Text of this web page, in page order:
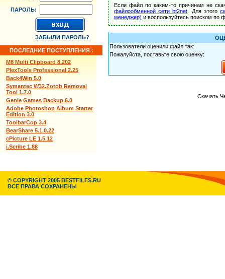
ПАРОЛЬ:
ЗАБЫЛИ ПАРОЛЬ?
ПОСЛЕДНИЕ ПОСТУПЛЕНИЯ :
M8 Multi Clipboard 8.202
PlexTools Professional 2.25
Back4Win 5.0
Symantec W32.Zotob Removal
Tool 1.7.0
Genie Games Backup 6.0
Adobe Photoshop Album Starter
Edition 3.0
ToolbarCop 3.4
BearShare 5.1.0.22
cPicture LE 1.5.12
i.Scribe 1.88
Если файл по каким-то причинам не
файлообменной сети bt2net . Для этого
менеджер) и воспользуйтесь поиском по
Пользователи оценили файл так:
Пожалуйста, поставьте свою оценку:
Скачать
© COPYRIGHT 2005 BESTFILES.RU
ВСЕ ПРАВА СОХРАНЕНЫ